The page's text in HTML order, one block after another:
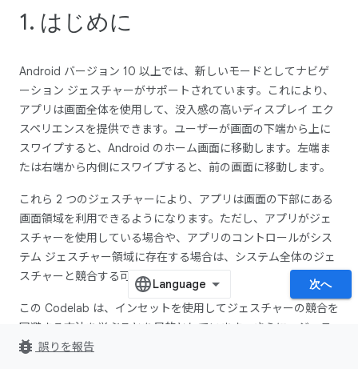
1. はじめに
Android バージョン 10 以上では、新しいモードとしてナビゲ
ーション ジェスチャーがサポートされています。これにより、
アプリは画面全体を使用して、没入感の高いディスプレイ エク
スペリエンスを提供できます。ユーザーが画面の下端から上に
スワイプすると、Android のホーム画面に移動します。左端ま
たは右端から内側にスワイプすると、前の画面に移動します。
これら 2 つのジェスチャーにより、アプリは画面の下部にある
画面領域を利用できるようになります。ただし、アプリがジェ
スチャーを使用している場合や、アプリのコントロールがシス
テム ジェスチャー領域に存在する場合は、システム全体のジェ
スチャーと競合する可能性があります。
この Codelab は、インセットを使用してジェスチャーの競合を
回避する方法を学ぶことを目的としています。さらに、ジェス
チャー ゾーンに配置する必要があるドラッグ ハンドルなどのコ
次へ
bug_report 誤りを報告